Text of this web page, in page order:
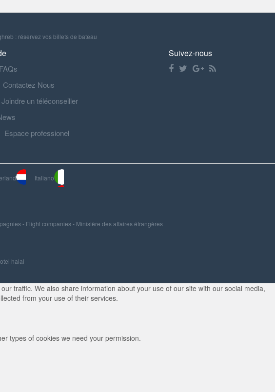
: réservez vos billets de bateau
FAQs
Contactez Nous
Joindre un téléconseiller
Espace professionel
Suivez-nous
Italiano
- Flight companies- Ministère des affaires étrangères
halal
traffic. We also share information about your use of our site with our social media,
from your use of their services.
types of cookies we need your permission.